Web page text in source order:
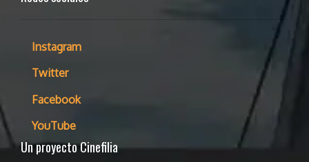
Instagram
Twitter
Facebook
YouTube
Un proyecto Cinefilia